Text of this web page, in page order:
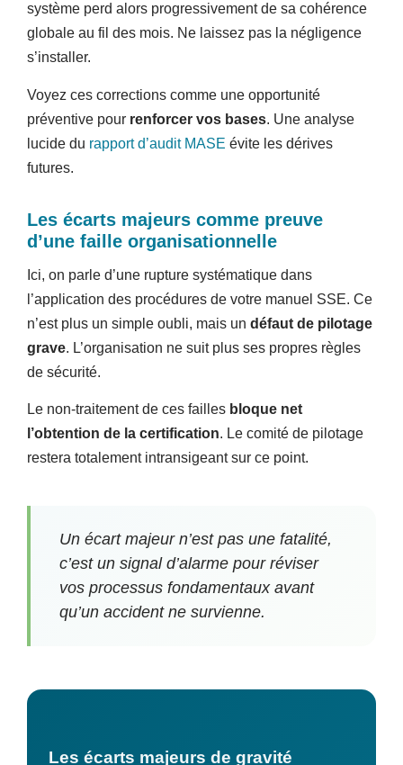
système perd alors progressivement de sa cohérence
globale au fil des mois. Ne laissez pas la négligence
s’installer.
Voyez ces corrections comme une opportunité
préventive pour renforcer vos bases. Une analyse
lucide du rapport d’audit MASE évite les dérives
futures.
Les écarts majeurs comme preuve
d’une faille organisationnelle
Ici, on parle d’une rupture systématique dans
l’application des procédures de votre manuel SSE. Ce
n’est plus un simple oubli, mais undéfaut de pilotage
grave. L’organisation ne suit plus ses propres règles
de sécurité.
Le non-traitement de ces failles bloque net
l’obtention de la certification. Le comité de pilotage
restera totalement intransigeant sur ce point.
Un écart majeur n’est pas une fatalité,
c’est un signal d’alarme pour réviser
vos processus fondamentaux avant
qu’un accident ne survienne.
Les écarts majeurs de gravité